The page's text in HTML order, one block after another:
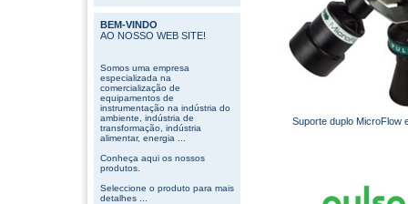
BEM-VINDO
AO NOSSO WEB SITE!
Somos uma empresa
especializada na
comercialização de
equipamentos de
instrumentação na indústria do
ambiente, indústria de
transformação, indústria
alimentar, energia ...
Conheça aqui os nossos
produtos.
Seleccione o produto para mais
detalhes ...
Suporte duplo MicroFlow